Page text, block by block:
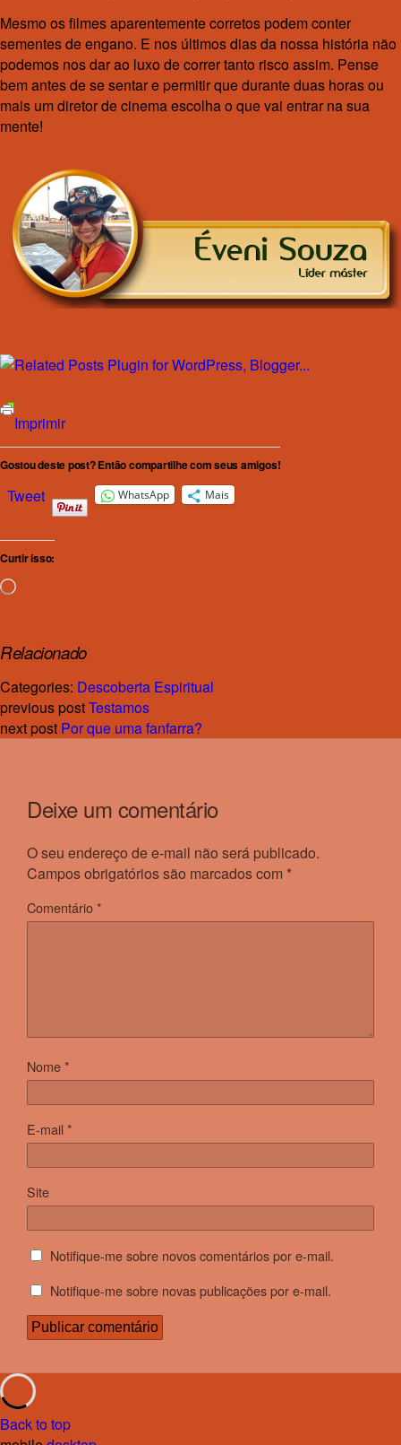
Mesmo os filmes aparentemente corretos podem conter
sementes de engano. E nos últimos dias da nossa história não
podemos nos dar ao luxo de correr tanto risco assim. Pense
bem antes de se sentar e permitir que durante duas horas ou
mais um diretor de cinema escolha o que vai entrar na sua
mente!
Imprimir
Gostou deste post? Então compartilhe com seus amigos!
Tweet WhatsApp Mais
Curtir isso:
Carregando...
Relacionado
Categories: Descoberta Espiritual
previous postTestamos
next post Por que uma fanfarra?
Deixe um comentário
O seu endereço de e-mail não será publicado.
Campos obrigatórios são marcados com *
Comentário*
Nome*
E-mail*
Site
Notifique-me sobre novos comentários por e-mail.
Notifique-me sobre novas publicações por e-mail.
Back to top